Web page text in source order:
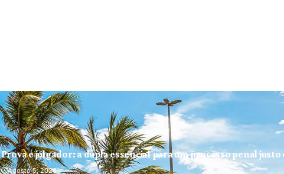
Prova e julgador: a dupla essencial para um processo penal justo
Agosto 5, 2026